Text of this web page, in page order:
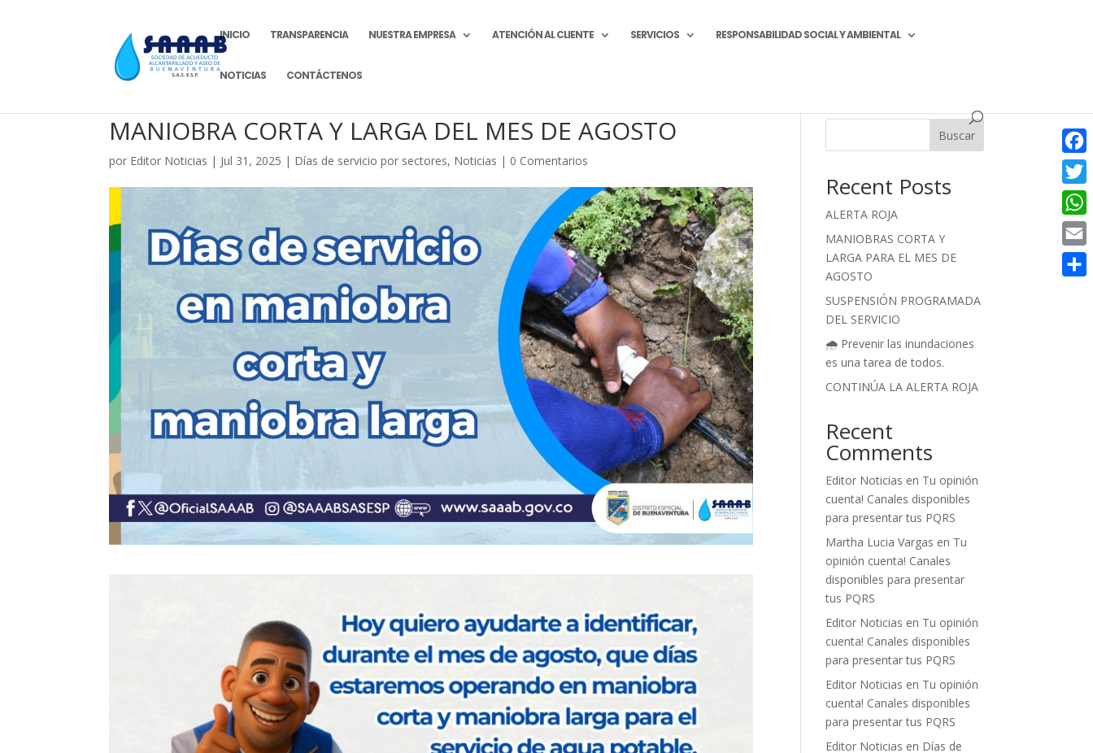
INICIO TRANSPARENCIA NUESTRA EMPRESA ATENCIÓN AL CLIENTE SERVICIOS RESPONSABILIDAD SOCIAL Y AMBIENTAL
NOTICIAS CONTÁCTENOS
MANIOBRA CORTA Y LARGA DEL MES DE AGOSTO
por Editor Noticias | Jul 31, 2025 | Días de servicio por sectores, Noticias | 0 Comentarios
Buscar
Recent Posts
ALERTA ROJA
MANIOBRAS CORTA Y
LARGA PARA EL MES DE
AGOSTO
SUSPENSIÓN PROGRAMADA
DEL SERVICIO
🌧️ Prevenir las inundaciones
es una tarea de todos.
CONTINÚA LA ALERTA ROJA
Recent
Comments
Editor Noticias en Tu opinión
cuenta! Canales disponibles
para presentar tus PQRS
Martha Lucia Vargas en Tu
opinión cuenta! Canales
disponibles para presentar
tus PQRS
Editor Noticias en Tu opinión
cuenta! Canales disponibles
para presentar tus PQRS
Editor Noticias en Tu opinión
cuenta! Canales disponibles
para presentar tus PQRS
Editor Noticias en Días de
Email